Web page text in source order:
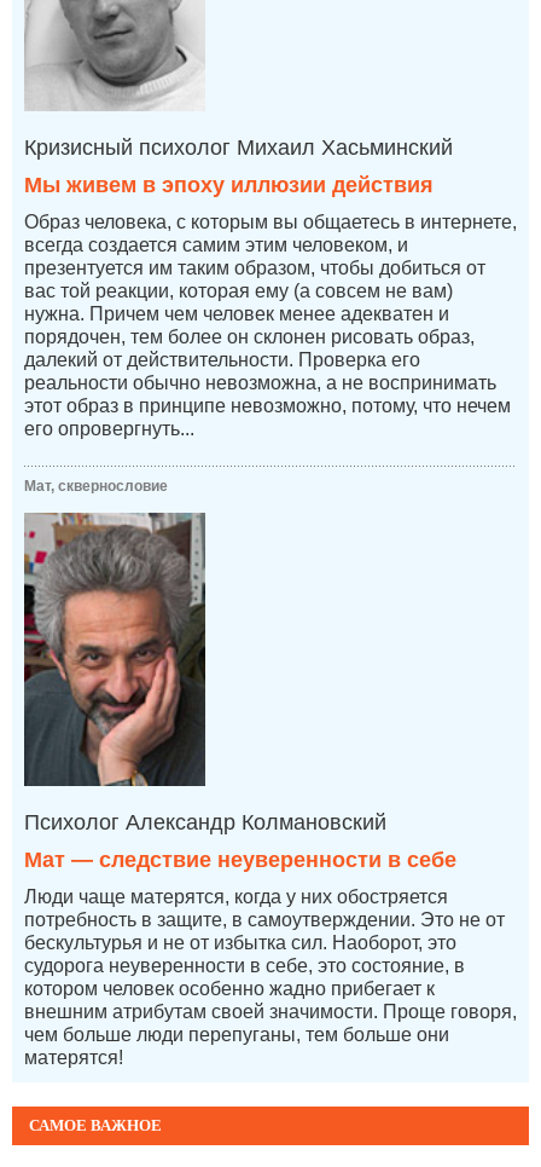
САМОЕ ВАЖНОЕ
Кризисный психолог Михаил Хасьминский
Мы живем в эпоху иллюзии действия
Образ человека, с которым вы общаетесь в интернете,
всегда создается самим этим человеком, и
презентуется им таким образом, чтобы добиться от
вас той реакции, которая ему (а совсем не вам)
нужна. Причем чем человек менее адекватен и
порядочен, тем более он склонен рисовать образ,
далекий от действительности. Проверка его
реальности обычно невозможна, а не воспринимать
этот образ в принципе невозможно, потому, что нечем
его опровергнуть...
Мат, сквернословие
Психолог Александр Колмановский
Мат — следствие неуверенности в себе
Люди чаще матерятся, когда у них обостряется
потребность в защите, в самоутверждении. Это не от
бескультурья и не от избытка сил. Наоборот, это
судорога неуверенности в себе, это состояние, в
котором человек особенно жадно прибегает к
внешним атрибутам своей значимости. Проще говоря,
чем больше люди перепуганы, тем больше они
матерятся!